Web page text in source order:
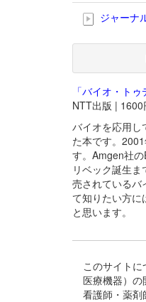
ジャーナ
「バイオ・トゥ
NTT出版 | 1600
バイオを応用し
た本です。
す。Amgen社
リベック誕生
売されているバ
て知りたい方
と思います。
このサイト
医療機器）
看護師・薬